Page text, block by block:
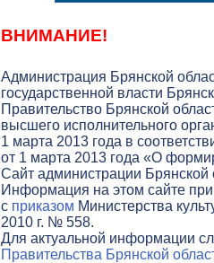
ВНИМАНИЕ!
Администрация Брянской
государственной власти
Правительство Брянской
высшего исполнительного
1 марта 2013 года в
от 1 марта 2013 года «О
Cайт администрации Брянской
Информация на этом сайте
с приказом Министерства
2010 г. № 558.
Для актуальной информации
Правительства Брянской